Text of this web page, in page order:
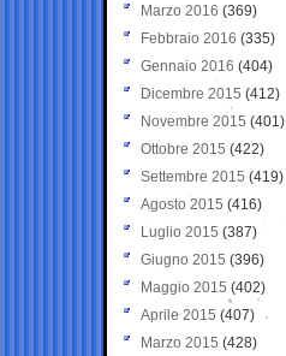
Marzo 2016 (369)
Febbraio 2016 (335)
Gennaio 2016 (404)
Dicembre 2015 (412)
Novembre 2015 (401)
Ottobre 2015 (422)
Settembre 2015 (419)
Agosto 2015 (416)
Luglio 2015 (387)
Giugno 2015 (396)
Maggio 2015 (402)
Aprile 2015 (407)
Marzo 2015 (428)